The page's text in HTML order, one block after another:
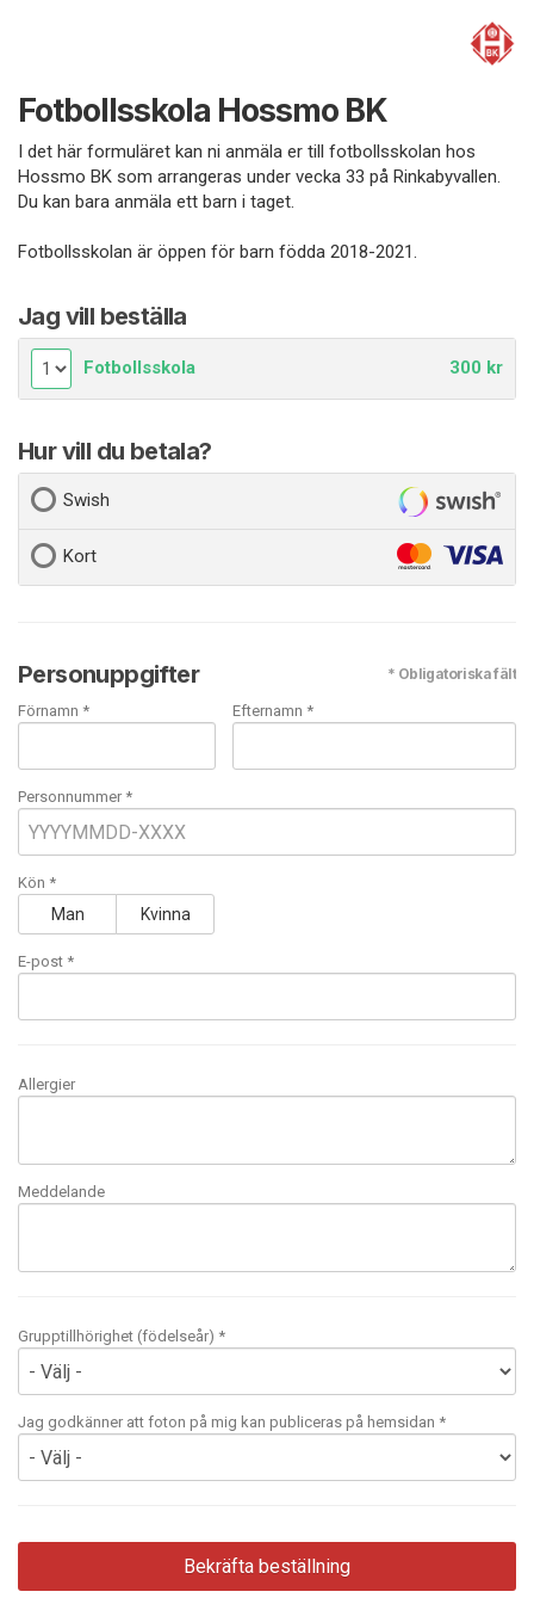
Fotbollsskola Hossmo BK
I det här formuläret kan ni anmäla er till fotbollsskolan hos
Hossmo BK som arrangeras under vecka 33 på Rinkabyvallen.
Du kan bara anmäla ett barn i taget.
Fotbollsskolan är öppen för barn födda 2018-2021.
Jag vill beställa
Fotbollsskola 300 kr
Hur vill du betala?
Swish
Kort
Personuppgifter * Obligatoriska fält
Förnamn * Efternamn *
Personnummer *
Kön *
Man Kvinna
E-post *
Allergier
Meddelande
Grupptillhörighet (födelseår) *
Jag godkänner att foton på mig kan publiceras på hemsidan *